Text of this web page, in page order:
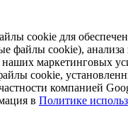
cookie для
файлы cookie), анализа
маркетинговых
cookie,
компанией
в Политике